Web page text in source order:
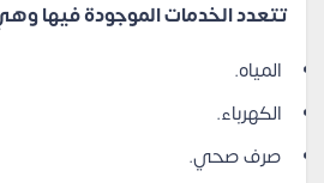
تتعدد الخدمات الموجودة فيها
المياه.
الكهرباء.
صرف صحي.